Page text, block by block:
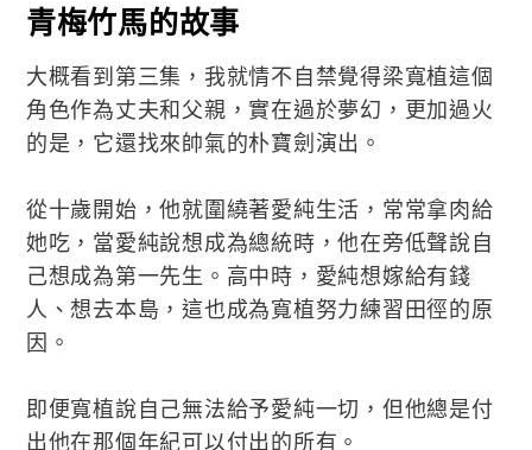
青梅竹馬的故事
大概看到第三集，我就情不自禁覺得梁寬植這個
角色作為丈夫和父親，實在過於夢幻，更加過火
的是，它還找來帥氣的朴寶劍演出。
從十歲開始，他就圍繞著愛純生活，常常拿肉給
她吃，當愛純說想成為總統時，他在旁低聲說自
己想成為第一先生。高中時，愛純想嫁給有錢
人、想去本島，這也成為寬植努力練習田徑的原
因。
即便寬植說自己無法給予愛純一切，但他總是付
出他在那個年紀可以付出的所有。